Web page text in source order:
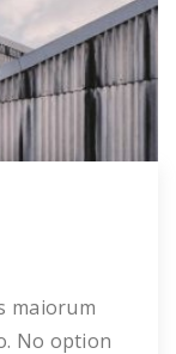
maiorum
No option